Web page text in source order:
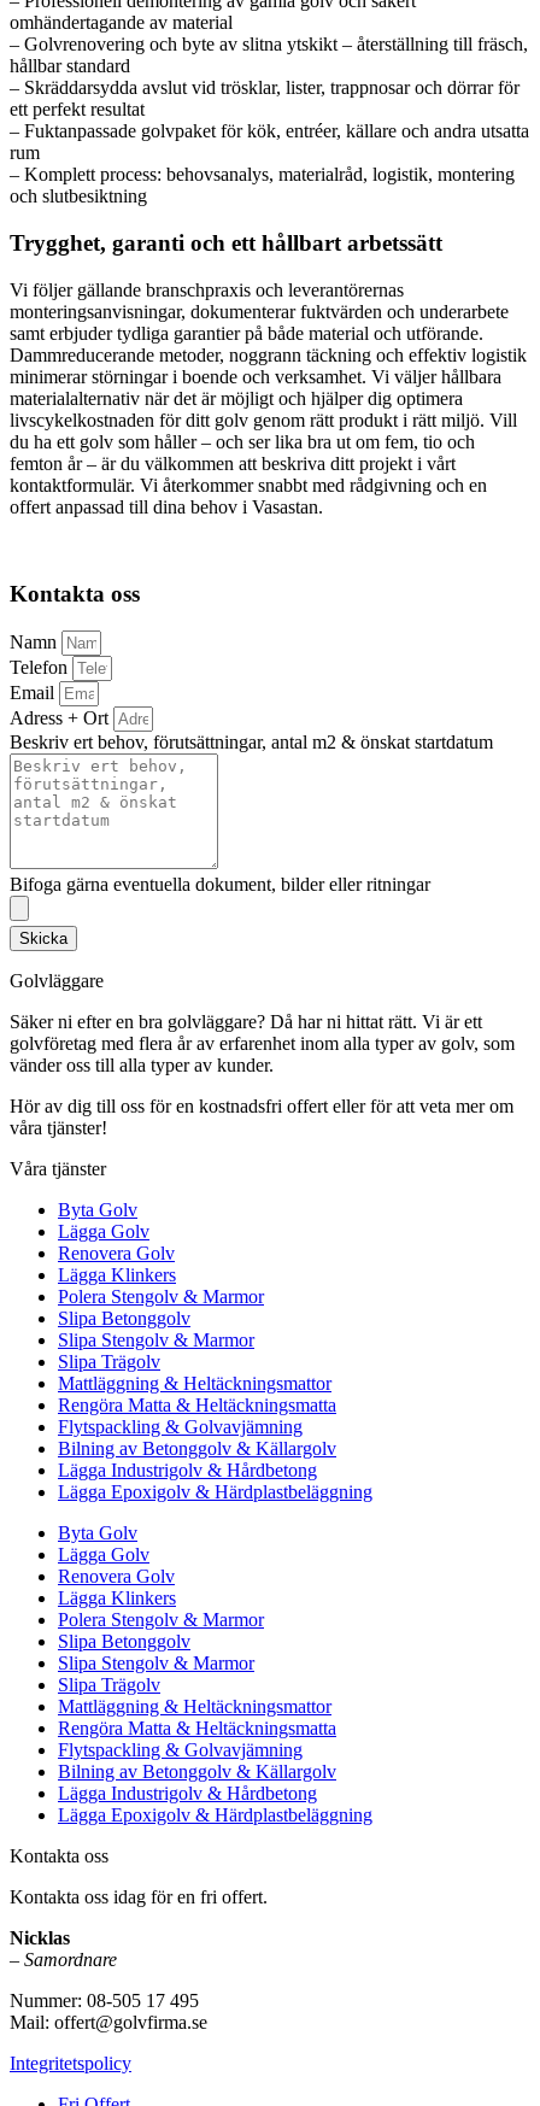
omhändertagande av material
– Golvrenovering och byte av slitna ytskikt – återställning till fräsch,
hållbar standard
– Skräddarsydda avslut vid trösklar, lister, trappnosar och dörrar för
ett perfekt resultat
– Fuktanpassade golvpaket för kök, entréer, källare och andra utsatta
rum
– Komplett process: behovsanalys, materialråd, logistik, montering
och slutbesiktning
Trygghet, garanti och ett hållbart arbetssätt
Vi följer gällande branschpraxis och leverantörernas
monteringsanvisningar, dokumenterar fuktvärden och underarbete
samt erbjuder tydliga garantier på både material och utförande.
Dammreducerande metoder, noggrann täckning och effektiv logistik
minimerar störningar i boende och verksamhet. Vi väljer hållbara
materialalternativ när det är möjligt och hjälper dig optimera
livscykelkostnaden för ditt golv genom rätt produkt i rätt miljö. Vill
du ha ett golv som håller – och ser lika bra ut om fem, tio och
femton år – är du välkommen att beskriva ditt projekt i vårt
kontaktformulär. Vi återkommer snabbt med rådgivning och en
offert anpassad till dina behov i Vasastan.
Kontakta oss
Namn
Telefon
Email
Adress + Ort
Beskriv ert behov, förutsättningar, antal m2 & önskat startdatum
Bifoga gärna eventuella dokument, bilder eller ritningar
Skicka
Golvläggare
Säker ni efter en bra golvläggare? Då har ni hittat rätt. Vi är ett
golvföretag med flera år av erfarenhet inom alla typer av golv, som
vänder oss till alla typer av kunder.
Hör av dig till oss för en kostnadsfri offert eller för att veta mer om
våra tjänster!
Våra tjänster
Byta Golv
Lägga Golv
Renovera Golv
Lägga Klinkers
Polera Stengolv & Marmor
Slipa Betonggolv
Slipa Stengolv & Marmor
Slipa Trägolv
Mattläggning & Heltäckningsmattor
Rengöra Matta & Heltäckningsmatta
Flytspackling & Golvavjämning
Bilning av Betonggolv & Källargolv
Lägga Industrigolv & Hårdbetong
Lägga Epoxigolv & Härdplastbeläggning
Byta Golv
Lägga Golv
Renovera Golv
Lägga Klinkers
Polera Stengolv & Marmor
Slipa Betonggolv
Slipa Stengolv & Marmor
Slipa Trägolv
Mattläggning & Heltäckningsmattor
Rengöra Matta & Heltäckningsmatta
Flytspackling & Golvavjämning
Bilning av Betonggolv & Källargolv
Lägga Industrigolv & Hårdbetong
Lägga Epoxigolv & Härdplastbeläggning
Kontakta oss
Kontakta oss idag för en fri offert.
Nicklas
– Samordnare
Nummer: 08-505 17 495
Mail: offert@golvfirma.se
Integritetspolicy